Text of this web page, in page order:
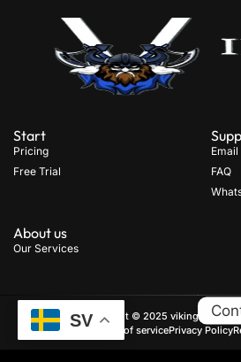
Start
Pricing
Free Trial
Email
FAQ
About us
Our Services
Copyright © 2025 viking iptv, All
Term of servicePrivacy Policy
SV